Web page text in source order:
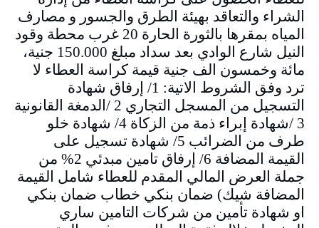
الشراء والتعاقد بهيئة الطرق والجسور و مصارف
المياه بمقرها بالثورة الحارة 20 غرب محطة وقود
النيل شارع الوادي بعد سداد مبلغ 150.000 جنية،
مائة وخمسون الف جنية قيمة كراسة العطاء لا
ترد وفق الشروط الاتية: 1/ إرفاق شهادة
التسجيل من المسجل التجاري 2 /الدمغة القانونية
3 /شهادة إبراء ذمة من الزكاة 4/ شهادة خلو
طرف من الضرائب 5/ شهادة تسجيل على
القيمة المضافة 6/ إرفاق تامين مبدئي 2% من
جملة العرض المالي المقدم للعطاء شامل القيمة
المضافة شيك) ضمان بنكي خطاب ضمان بنكي
او شهادة تأمين من شركات التامين ساري